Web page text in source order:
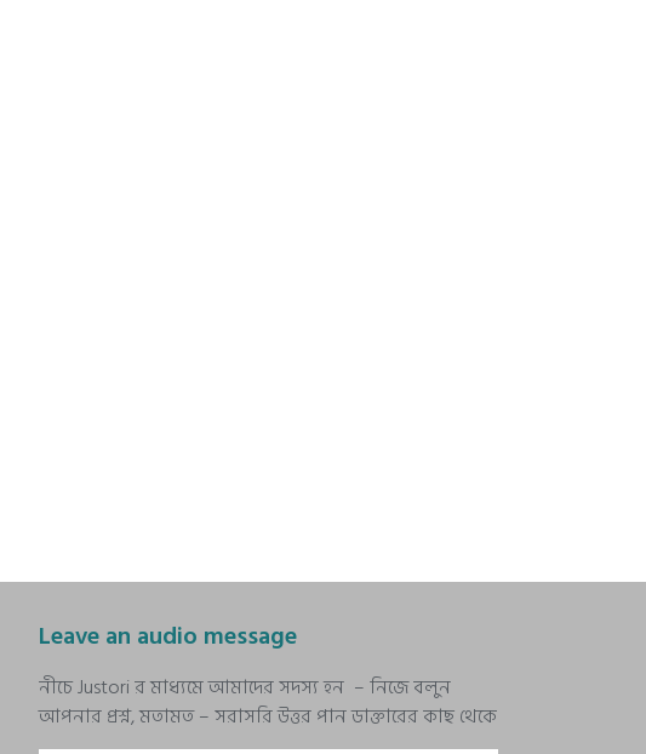
Leave an audio message
নীচে Justori র মাধ্যমে আমাদের সদস্য হন – নিজে বলুন
আপনার প্রশ্ন, মতামত – সরাসরি উত্তর পান ডাক্তারের কাছ থেকে